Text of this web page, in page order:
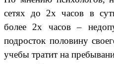
сетях до 2х часов в
более 2х часов –
подросток половину
учебы тратит на